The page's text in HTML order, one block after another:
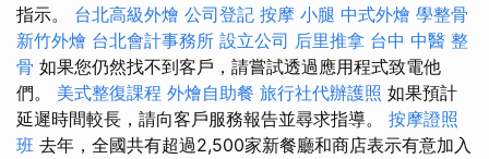
指示。 台北高級外燴 公司登記 按摩 小腿 中式外燴 學整骨
新竹外燴 台北會計事務所 設立公司 后里推拿 台中 中醫 整
骨 如果您仍然找不到客戶，請嘗試透過應用程式致電他
們。 美式整復課程 外燴自助餐 旅行社代辦護照 如果預計
延遲時間較長，請向客戶服務報告並尋求指導。 按摩證照
班 去年，全國共有超過2,500家新餐廳和商店表示有意加入